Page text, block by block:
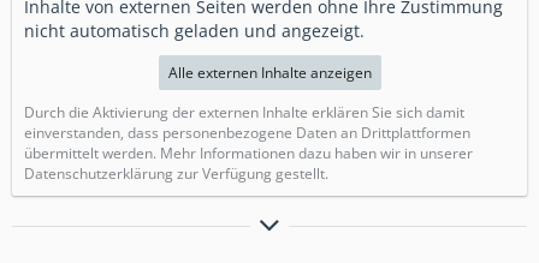
Inhalte von externen Seiten werden ohne Ihre Zustimmung
nicht automatisch geladen und angezeigt.
Alle externen Inhalte anzeigen
Durch die Aktivierung der externen Inhalte erklären Sie sich damit
einverstanden, dass personenbezogene Daten an Drittplattformen
übermittelt werden. Mehr Informationen dazu haben wir in unserer
Datenschutzerklärung zur Verfügung gestellt.
Wer ZEN beherrscht kennt keine Spritpreise